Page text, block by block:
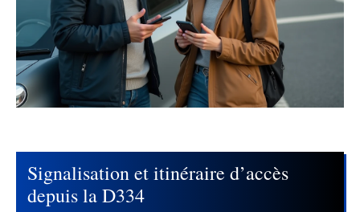
Signalisation et itinéraire d’accès
depuis la D334